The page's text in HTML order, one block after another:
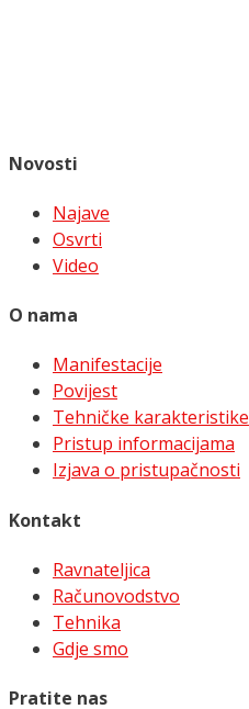
Novosti
Najave
Osvrti
Video
O nama
Manifestacije
Povijest
Tehničke karakteristike
Pristup informacijama
Izjava o pristupačnosti
Kontakt
Ravnateljica
Računovodstvo
Tehnika
Gdje smo
Pratite nas